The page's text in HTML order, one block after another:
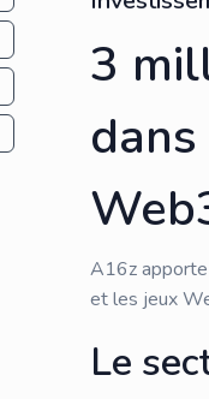
3
A16z
et les jeux
Le